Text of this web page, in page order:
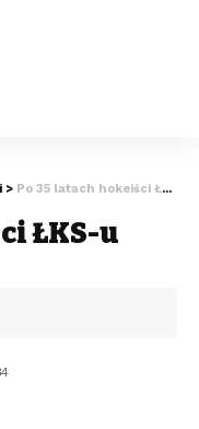
> Po 35 latach hokeiści ŁKS-u wyjadą na lód
ŁKS-u